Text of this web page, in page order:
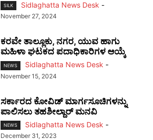
SILK Sidlaghatta News Desk -
November 27, 2024
ಕರವೇ ತಾಲ್ಲೂಕು, ನಗರ, ಯುವ ಹಾಗು
ಮಹಿಳಾ ಘಟಕದ ಪದಾಧಿಕಾರಿಗಳ ಆಯ್ಕೆ
NEWS Sidlaghatta News Desk -
November 15, 2024
ಸರ್ಕಾರದ ಕೋವಿಡ್ ಮಾರ್ಗಸೂಚಿಗಳನ್ನು
ಪಾಲಿಸಲು ತಹಶೀಲ್ದಾರ್ ಮನವಿ
NEWS Sidlaghatta News Desk -
December 31, 2023